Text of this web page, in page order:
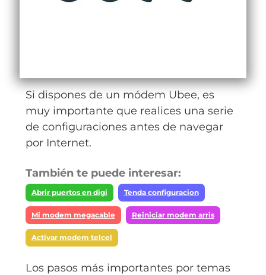
Si dispones de un módem Ubee, es
muy importante que realices una serie
de configuraciones antes de navegar
por Internet.
También te puede interesar:
Abrir puertos en digi Tenda configuracion
Mi modem megacable Reiniciar modem arris
Activar modem telcel
Los pasos más importantes por temas